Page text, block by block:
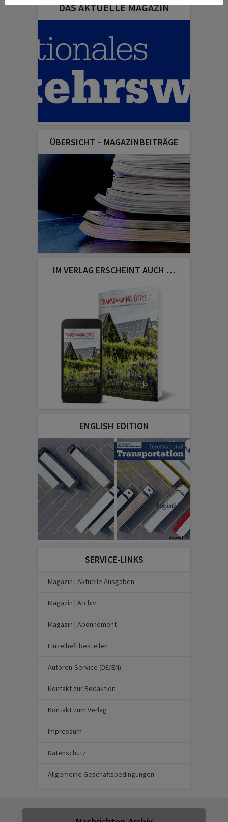
DAS AKTUELLE MAGAZIN
ÜBERSICHT – MAGAZINBEITRÄGE
IM VERLAG ERSCHEINT AUCH …
ENGLISH EDITION
SERVICE-LINKS
Magazin | Aktuelle Ausgaben
Magazin | Archiv
Magazin | Abonnement
Einzelheft bestellen
Autoren-Service (DE/EN)
Kontakt zur Redaktion
Kontakt zum Verlag
Impressum
Datenschutz
Allgemeine Geschäftsbedingungen